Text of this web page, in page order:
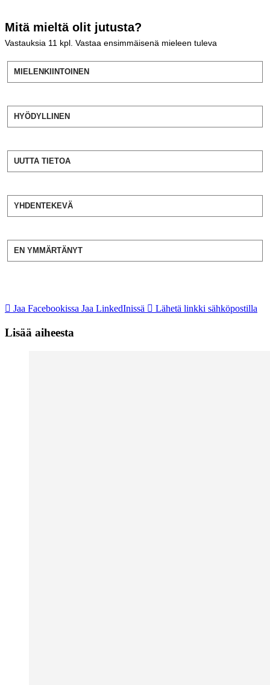
Mitä mieltä olit jutusta?
Vastauksia 11 kpl. Vastaa ensimmäisenä mieleen tuleva
MIELENKIINTOINEN
HYÖDYLLINEN
UUTTA TIETOA
YHDENTEKEVÄ
EN YMMÄRTÄNYT
Jaa Facebookissa Jaa LinkedInissä Lähetä linkki sähköpostilla
Lisää aiheesta